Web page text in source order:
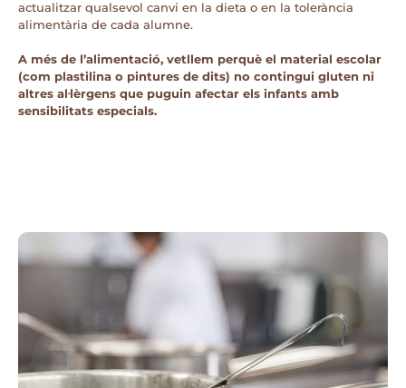
actualitzar qualsevol canvi en la dieta o en la tolerància
alimentària de cada alumne.
A més de l’alimentació, vetllem perquè el material escolar
(com plastilina o pintures de dits) no contingui gluten ni
altres al·lèrgens que puguin afectar els infants amb
sensibilitats especials.